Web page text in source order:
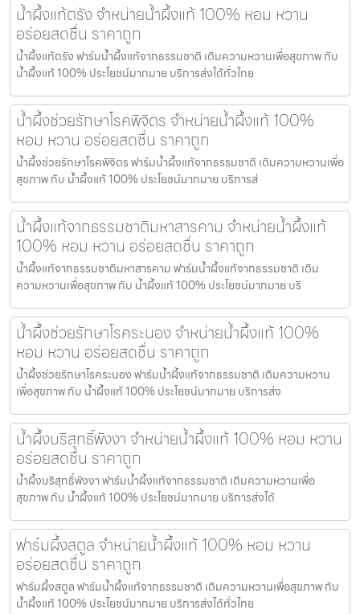
น้ำผึ้งแท้ตรัง จำหน่ายน้ำผึ้งแท้ 100% หอม หวาน
อร่อยสดชื่น ราคาถูก
น้ำผึ้งแท้ตรัง ฟาร์มน้ำผึ้งแท้จากธรรมชาติ เติมความหวานเพื่อสุขภาพ กับ
น้ำผึ้งแท้ 100% ประโยชน์มากมาย บริการส่งได้ทั่วไทย
น้ำผึ้งช่วยรักษาโรคพิจิตร จำหน่ายน้ำผึ้งแท้ 100%
หอม หวาน อร่อยสดชื่น ราคาถูก
น้ำผึ้งช่วยรักษาโรคพิจิตร ฟาร์มน้ำผึ้งแท้จากธรรมชาติ เติมความหวานเพื่อ
สุขภาพ กับ น้ำผึ้งแท้ 100% ประโยชน์มากมาย บริการส่
น้ำผึ้งแท้จากธรรมชาติมหาสารคาม จำหน่ายน้ำผึ้งแท้
100% หอม หวาน อร่อยสดชื่น ราคาถูก
น้ำผึ้งแท้จากธรรมชาติมหาสารคาม ฟาร์มน้ำผึ้งแท้จากธรรมชาติ เติม
ความหวานเพื่อสุขภาพ กับ น้ำผึ้งแท้ 100% ประโยชน์มากมาย บริ
น้ำผึ้งช่วยรักษาโรคระนอง จำหน่ายน้ำผึ้งแท้ 100%
หอม หวาน อร่อยสดชื่น ราคาถูก
น้ำผึ้งช่วยรักษาโรคระนอง ฟาร์มน้ำผึ้งแท้จากธรรมชาติ เติมความหวาน
เพื่อสุขภาพ กับ น้ำผึ้งแท้ 100% ประโยชน์มากมาย บริการส่ง
น้ำผึ้งบริสุทธิ์พังงา จำหน่ายน้ำผึ้งแท้ 100% หอม หวาน
อร่อยสดชื่น ราคาถูก
น้ำผึ้งบริสุทธิ์พังงา ฟาร์มน้ำผึ้งแท้จากธรรมชาติ เติมความหวานเพื่อ
สุขภาพ กับ น้ำผึ้งแท้ 100% ประโยชน์มากมาย บริการส่งได้
ฟาร์มผึ้งสตูล จำหน่ายน้ำผึ้งแท้ 100% หอม หวาน
อร่อยสดชื่น ราคาถูก
ฟาร์มผึ้งสตูล ฟาร์มน้ำผึ้งแท้จากธรรมชาติ เติมความหวานเพื่อสุขภาพ กับ
น้ำผึ้งแท้ 100% ประโยชน์มากมาย บริการส่งได้ทั่วไทย